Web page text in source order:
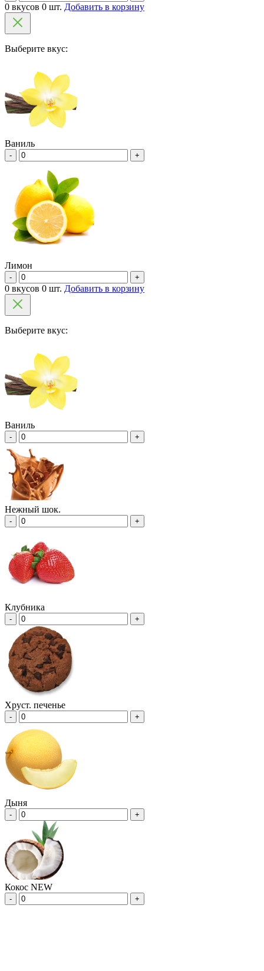
0 вкусов 0 шт. Добавить в корзину
Выберите вкус:
Ваниль
- +
Лимон
- +
0 вкусов 0 шт. Добавить в корзину
Выберите вкус:
Ваниль
- +
Нежный шок.
- +
Клубника
- +
Хруст. печенье
- +
Дыня
- +
Кокос NEW
- +